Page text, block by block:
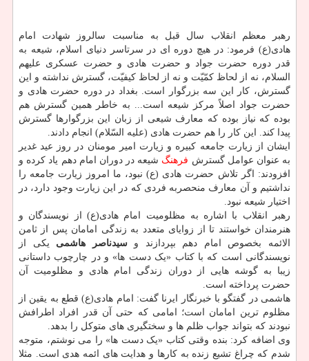
رهبر معظم انقلاب سال قبل به مناسبت سالروز شهادت امام
هادی(ع) فرمود: در هیچ دوره ای در سرتاسر دنیای اسلام، شیعه به
قدر دوره حضرت جواد و حضرت هادی و حضرت عسکری علیهم
السلام، نه از لحاظ کمّیّت و نه از لحاظ کیفیّت، گسترش نداشته و این
گسترش، کار این سه بزرگوار است. بغداد در دوره حضرت هادی و
حضرت جواد اصلاً مرکز شیعه است... به خاطر همین گسترش هم
بوده که نیاز بوده که معارف شیعی از زبان این بزرگوارها گسترش
پیدا کند. این کار را هم حضرت هادی (علیه السّلام) انجام دادند.
ایشان از زیارت جامعه کبیره و زیارت امیر مومنان در روز عید غدیر
به عنوان عوامل گسترش فرهنگ شیعه در دوران امام دهم یاد کرده و
افزودند: اگر تلاش حضرت هادی (ع) نبود، ما امروز زیارت جامعه را
نداشتیم و آن معارف منحصربه فردی که در این زیارت وجود دارد، در
اختیار شیعه نبود.
رهبر انقلاب با اشاره به مظلومیت امام هادی(ع) از نویسندگان و
هنرمندان خواستند تا از زوایای متعدد به زندگی امامان پس از ثامن
الائمه بخصوص امام دهم بپردازند وسیدناصر هاشمی یکی از
نویسندگانی است که با کتاب «یک دست ها» و در چارچوب داستانی
زیبا به گوشه هایی از دوران زندگی امام هادی و مظلومیت آن
حضرت پرداخته است.
هاشمی در گفتگو با خبرنگار ایرنا گفت: امام هادی(ع) قطع به یقین از
مظلوم ترین امامان است؛ امامی که حتی آن قدر افراد اطرافش
نبودند که بتواند جواب ظلم ها و سختگیری های متوکل را بدهد.
وی اضافه کرد: بنده وقتی کتاب «یک دست ها» را می نوشتم، متوجه
شدم که چراغ تشیع زنده به کارها و هدایت های ائمه هدی است. مثلا